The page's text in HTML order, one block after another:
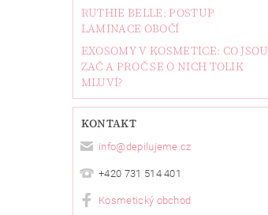
RUTHIE BELLE: POSTUP
LAMINACE OBOČÍ
EXOSOMY V KOSMETICE: CO JSOU
ZAČ A PROČ SE O NICH TOLIK
MLUVÍ?
KONTAKT
info@depilujeme.cz
+420 731 514 401
Kosmetický obchod